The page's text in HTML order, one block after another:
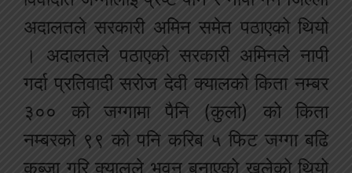
अदालतले सरकारी अमिन समेत पठाएको थियो
। अदालतले पठाएको सरकारी अमिनले नापी
गर्दा प्रतिवादी सरोज देवी क्यालको किता नम्बर
३०० को जग्गामा पैनि (कुलो) को किता
नम्बरको ९९ को पनि करिब ५ फिट जग्गा बढि
कब्जा गरि क्यालले भवन बनाएको खुलेको थियो